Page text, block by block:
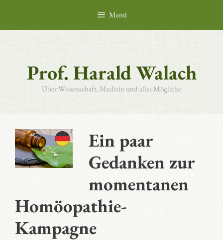
springen
Menü
Prof. Harald Walach
Über Wissenschaft, Medizin und alles Mögliche
Ein paar
Gedanken zur
momentanen
Homöopathie-
Kampagne